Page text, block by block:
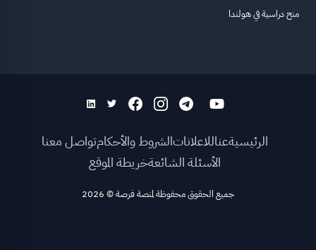
منح دراسية في هولندا
الرئيسيةعناللاعلاناتالشروط والأحكامتواصل معنا
الأسئلة الشائعةخريطة الموقع
جميع الحقوق محفوظة لمنصة فرصة©
2026